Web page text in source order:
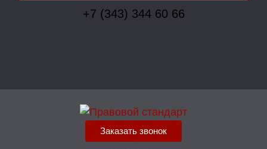
+7 (343) 344 60 66
Заказать звонок